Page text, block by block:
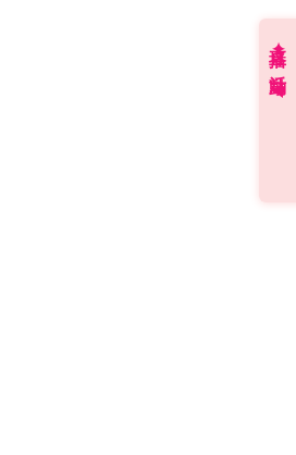
直播✦活動